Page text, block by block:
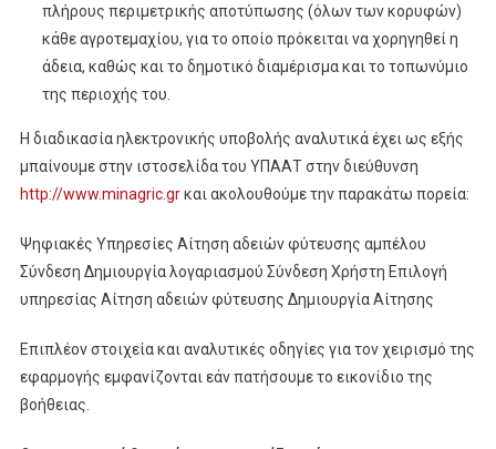
πλήρους περιμετρικής αποτύπωσης (όλων των κορυφών)
κάθε αγροτεμαχίου, για το οποίο πρόκειται να χορηγηθεί η
άδεια, καθώς και το δημοτικό διαμέρισμα και το τοπωνύμιο
της περιοχής του.
Η διαδικασία ηλεκτρονικής υποβολής αναλυτικά έχει ως εξής
μπαίνουμε στην ιστοσελίδα του ΥΠΑΑΤ στην διεύθυνση
http://www.minagric.grκαι ακολουθούμε την παρακάτω πορεία:
Ψηφιακές Υπηρεσίες Αίτηση αδειών φύτευσης αμπέλου
Σύνδεση Δημιουργία λογαριασμού Σύνδεση Χρήστη Επιλογή
υπηρεσίας Αίτηση αδειών φύτευσης Δημιουργία Αίτησης
Επιπλέον στοιχεία και αναλυτικές οδηγίες για τον χειρισμό της
εφαρμογής εμφανίζονται εάν πατήσουμε το εικονίδιο της
βοήθειας.